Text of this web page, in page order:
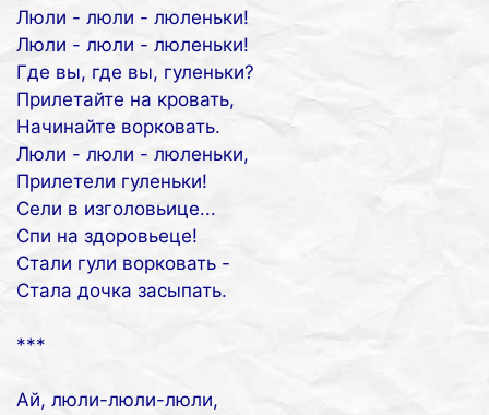
Люли - люли - люленьки!
Люли - люли - люленьки!
Где вы, где вы, гуленьки?
Прилетайте на кровать,
Начинайте ворковать.
Люли - люли - люленьки,
Прилетели гуленьки!
Сели в изголовьице...
Спи на здоровьеце!
Стали гули ворковать -
Стала дочка засыпать.
***
Ай, люли-люли-люли,